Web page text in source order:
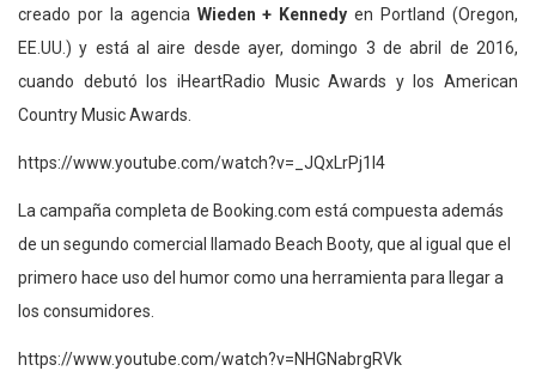
creado por la agencia Wieden + Kennedy en Portland (Oregon,
EE.UU.) y está al aire desde ayer, domingo 3 de abril de 2016,
cuando debutó los iHeartRadio Music Awards y los American
Country Music Awards.
https://www.youtube.com/watch?v=_JQxLrPj1I4
La campaña completa de Booking.com está compuesta además
de un segundo comercial llamado Beach Booty, que al igual que el
primero hace uso del humor como una herramienta para llegar a
los consumidores.
https://www.youtube.com/watch?v=NHGNabrgRVk